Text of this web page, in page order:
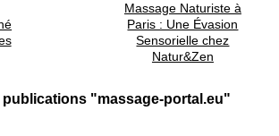
Massage Naturiste à
Paris : Une Évasion
Sensorielle chez
Natur&Zen
publications "massage-portal.eu"